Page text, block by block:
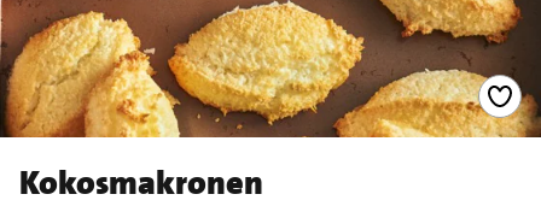
Kokosmakronen